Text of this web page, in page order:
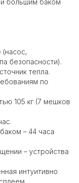
безопасности).
тепла.
по
105 кг (7 мешков
– 44 часа
– устройства
интуитивно